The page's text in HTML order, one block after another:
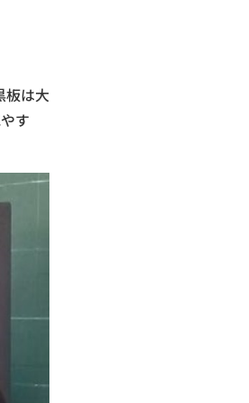
板は大
す